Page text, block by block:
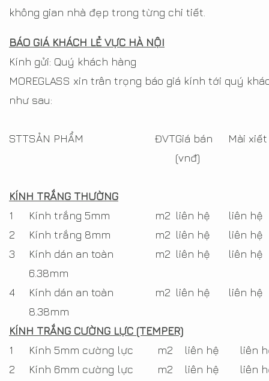
không gian nhà đẹp trong từng chi tiết.
BÁO GIÁ KHÁCH LẺ VỰC HÀ NỘI
Kính gửi: Quý khách hàng
MOREGLASS xin trân trọng báo giá kính tới quý
như sau:
STTSẢN PHẨM ĐVTGiá bán
(vnđ)
Mài xiết
KÍNH TRẮNG THƯỜNG
1
Kính trắng 5mm m2 liên hệ
liên hệ
2
Kính trắng 8mm m2 liên hệ
liên hệ
3
Kính dán an toàn
6.38mm
m2 liên hệ liên hệ
4
Kính dán an toàn
8.38mm
m2 liên hệ liên hệ
KÍNH TRẮNG CƯỜNG LỰC (TEMPER)
1
Kính 5mm cường lực m2 liên hệ
liên
2
Kính 6mm cường lực m2 liên hệ
liên